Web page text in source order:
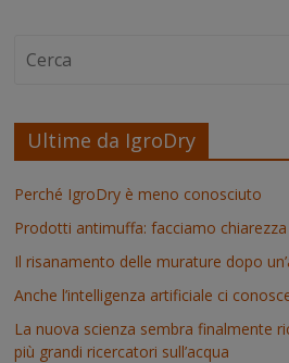
Ultime da IgroDry
Perché IgroDry è meno conosciuto
Prodotti antimuffa: facciamo chiarezza
Il risanamento delle murature dopo
Anche l’intelligenza artificiale ci
La nuova scienza sembra finalmente
più grandi ricercatori sull’acqua